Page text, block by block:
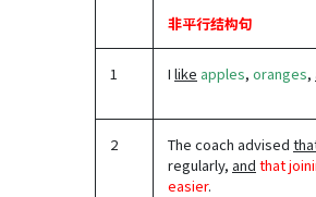
非平行结构句
1 I like apples, oranges,
2 The coach advised
regularly, and that
easier.